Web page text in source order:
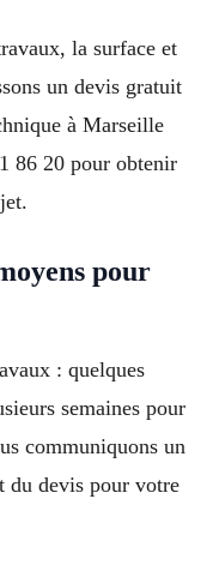
la surface et
un devis gratuit
à Marseille
86 20 pour obtenir
pour
: quelques
semaines pour
communiquons un
du devis pour votre